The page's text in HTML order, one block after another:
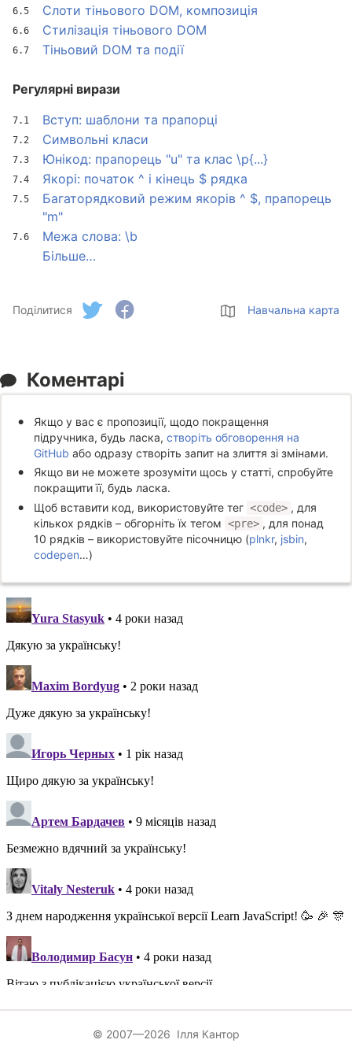
Слоти тіньового DOM, композиція
Стилізація тіньового DOM
Тіньовий DOM та події
Регулярні вирази
Вступ: шаблони та прапорці
Символьні класи
Юнікод: прапорець "u" та клас \p{...}
Якорі: початок ^ і кінець $ рядка
Багаторядковий режим якорів ^ $, прапорець
"m"
Межа слова: \b
Більше…
Поділитися Навчальна карта
Коментарі
Якщо у вас є пропозиції, щодо покращення
підручника, будь ласка, створіть обговорення на
GitHub або одразу створіть запит на злиття зі змінами.
Якщо ви не можете зрозуміти щось у статті, спробуйте
покращити її, будь ласка.
Щоб вставити код, використовуйте тег <code> , для
кількох рядків – обгорніть їх тегом <pre> , для понад
10 рядків – використовуйте пісочницю (plnkr, jsbin,
codepen…)
© 2007—2026 Ілля Кантор